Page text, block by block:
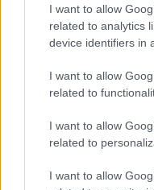
I want to allow
related to analytics
device identifiers in
I want to allow
related to
I want to allow
related to
I want to allow
L’episodio si
sull’utilizzo dei
per iniziative e
palestinese. Nei
analoga aveva
Buchenwald, in
l’utilizzo del kefiah
Il divieto era stato
dalla giustizia